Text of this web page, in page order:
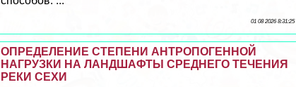
01 08 2026 8:31:25
ОПРЕДЕЛЕНИЕ СТЕПЕНИ АНТРОПОГЕННОЙ
НАГРУЗКИ НА ЛАНДШАФТЫ СРЕДНЕГО ТЕЧЕНИЯ
РЕКИ СЕХИ